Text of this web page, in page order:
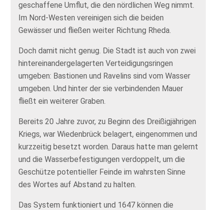
geschaffene Umflut, die den nördlichen Weg nimmt.
Im Nord-Westen vereinigen sich die beiden
Gewässer und fließen weiter Richtung Rheda.
Doch damit nicht genug. Die Stadt ist auch von zwei
hintereinandergelagerten Verteidigungsringen
umgeben: Bastionen und Ravelins sind vom Wasser
umgeben. Und hinter der sie verbindenden Mauer
fließt ein weiterer Graben.
Bereits 20 Jahre zuvor, zu Beginn des Dreißigjährigen
Kriegs, war Wiedenbrück belagert, eingenommen und
kurzzeitig besetzt worden. Daraus hatte man gelernt
und die Wasserbefestigungen verdoppelt, um die
Geschütze potentieller Feinde im wahrsten Sinne
des Wortes auf Abstand zu halten.
Das System funktioniert und 1647 können die